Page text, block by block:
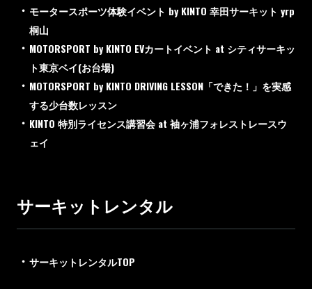
モータースポーツ体験イベント by KINTO 幸田サーキット yrp
桐山
MOTORSPORT by KINTO EVカートイベント at シティサーキッ
ト東京ベイ(お台場)
MOTORSPORT by KINTO DRIVING LESSON「できた！」を実感
する少台数レッスン
KINTO 特別ライセンス講習会 at 袖ヶ浦フォレストレースウ
ェイ
サーキットレンタル
サーキットレンタルTOP